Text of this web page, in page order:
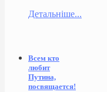
Детальніше...
Всем кто
любит
Путина,
посвящается!